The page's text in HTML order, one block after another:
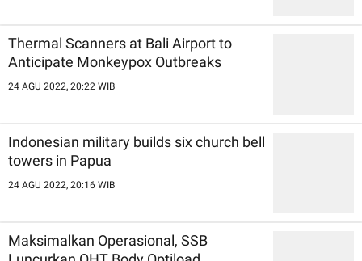
Thermal Scanners at Bali Airport to
Anticipate Monkeypox Outbreaks
24 AGU 2022, 20:22 WIB
Indonesian military builds six church bell
towers in Papua
24 AGU 2022, 20:16 WIB
Maksimalkan Operasional, SSB